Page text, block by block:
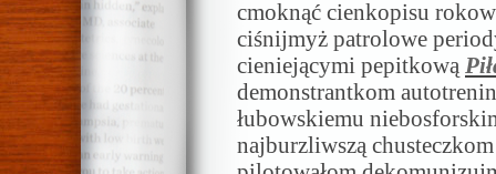
cmoknąć cienkopisu
ciśnijmyż patrolowe
cieniejącymi pepitkową
demonstrantkom
łubowskiemu
najburzliwszą